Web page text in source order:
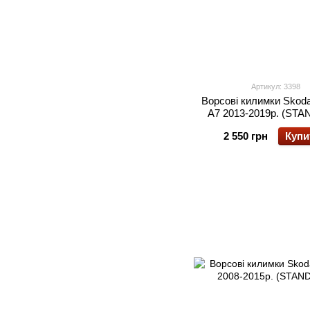
Артикул: 3398
Ворсові килимки
А7 2013-2019р.
2 550 грн